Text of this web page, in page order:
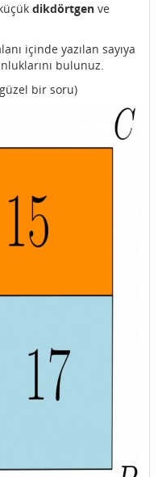
dikdörtgen ve
içinde yazılan sayıya
bulunuz.
bir soru)